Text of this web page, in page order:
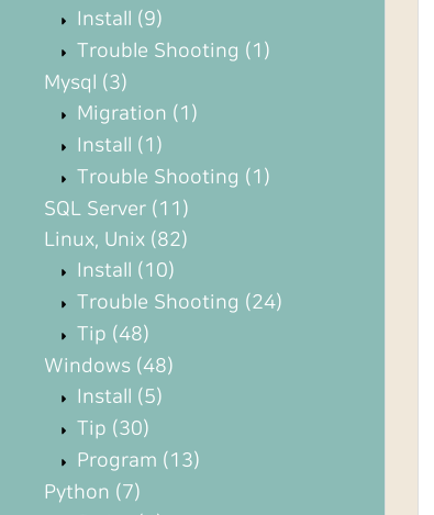
Install (9)
Trouble Shooting (1)
Mysql (3)
Migration (1)
Install (1)
Trouble Shooting (1)
SQL Server (11)
Linux, Unix (82)
Install (10)
Trouble Shooting (24)
Tip (48)
Windows (48)
Install (5)
Tip (30)
Program (13)
Python (7)